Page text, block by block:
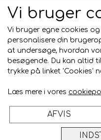
Betalingskort
Bygget
Vi bruger
Vi bruger egne cookies
personalisere din
at undersøge, hvordan
besøgende. Du kan altid
trykke på linket 'Cookies'
Læs mere i vores
AFVIS